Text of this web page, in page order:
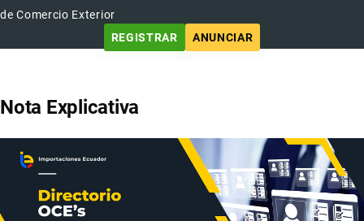
de Comercio Exterior
REGISTRAR
ANUNCIAR
Nota Explicativa